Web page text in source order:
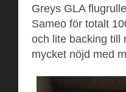
Greys GLA
Sameo för totalt
och lite backing till
mycket nöjd med